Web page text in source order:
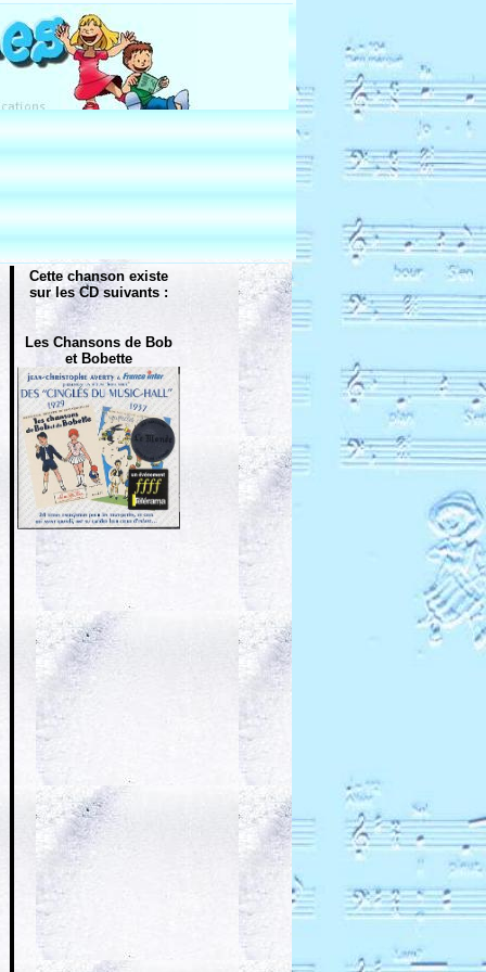
Cette chanson existe
sur les CD suivants :
Les Chansons de Bob
et Bobette